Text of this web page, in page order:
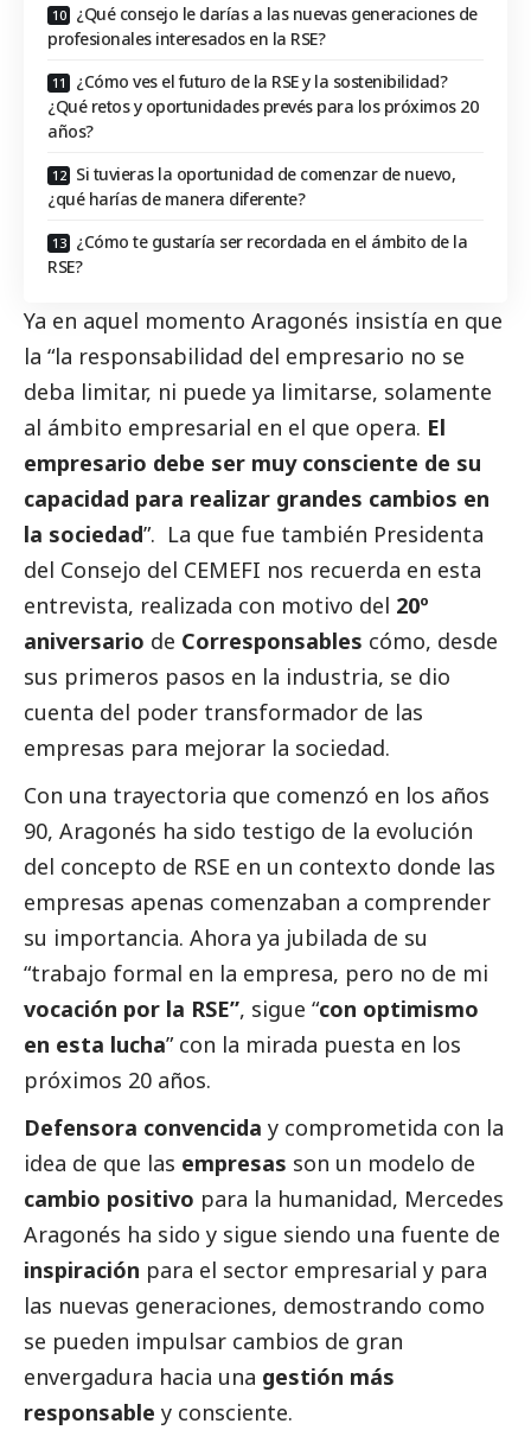
¿Qué consejo le darías a las nuevas generaciones de
profesionales interesados en la RSE?
¿Cómo ves el futuro de la RSE y la sostenibilidad?
¿Qué retos y oportunidades prevés para los próximos 20
años?
Si tuvieras la oportunidad de comenzar de nuevo,
¿qué harías de manera diferente?
¿Cómo te gustaría ser recordada en el ámbito de la
RSE?
Ya en aquel momento Aragonés insistía en que
la “la responsabilidad del empresario no se
deba limitar, ni puede ya limitarse, solamente
al ámbito empresarial en el que opera. El
empresario debe ser muy consciente de su
capacidad para realizar grandes cambios en
la sociedad”. La que fue también Presidenta
del Consejo del CEMEFI nos recuerda en esta
entrevista, realizada con motivo del 20º
aniversario de Corresponsables cómo, desde
sus primeros pasos en la industria, se dio
cuenta del poder transformador de las
empresas para mejorar la sociedad.
Con una trayectoria que comenzó en los años
90, Aragonés ha sido testigo de la evolución
del concepto de RSE en un contexto donde las
empresas apenas comenzaban a comprender
su importancia. Ahora ya jubilada de su
“trabajo formal en la empresa, pero no de mi
vocación por la RSE”, sigue “con optimismo
en esta lucha” con la mirada puesta en los
próximos 20 años.
Defensora convencida y comprometida con la
idea de que las empresas son un modelo de
cambio positivo para la humanidad, Mercedes
Aragonés ha sido y sigue siendo una fuente de
inspiración para el sector empresarial y para
las nuevas generaciones, demostrando como
se pueden impulsar cambios de gran
envergadura hacia una gestión más
responsable y consciente.